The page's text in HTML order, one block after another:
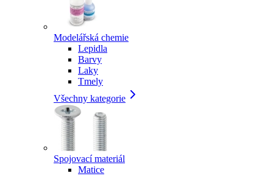
Modelářská chemie
Lepidla
Barvy
Laky
Tmely
Všechny kategorie
Spojovací materiál
Matice